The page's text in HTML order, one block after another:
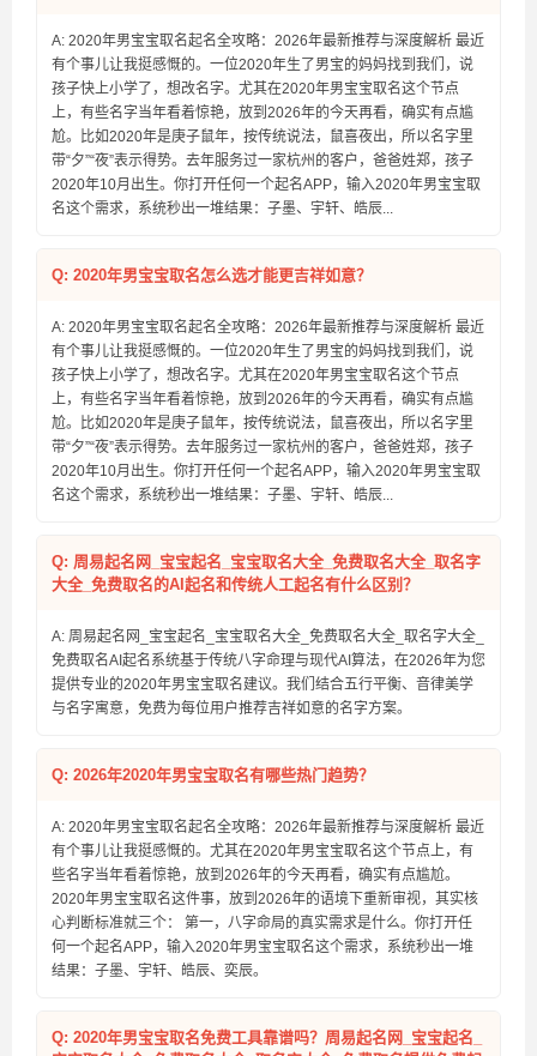
A: 2020年男宝宝取名起名全攻略：2026年最新推荐与深度解析 最近
有个事儿让我挺感慨的。一位2020年生了男宝的妈妈找到我们，说
孩子快上小学了，想改名字。尤其在2020年男宝宝取名这个节点
上，有些名字当年看着惊艳，放到2026年的今天再看，确实有点尴
尬。比如2020年是庚子鼠年，按传统说法，鼠喜夜出，所以名字里
带“夕”“夜”表示得势。去年服务过一家杭州的客户，爸爸姓郑，孩子
2020年10月出生。你打开任何一个起名APP，输入2020年男宝宝取
名这个需求，系统秒出一堆结果：子墨、宇轩、皓辰...
Q: 2020年男宝宝取名怎么选才能更吉祥如意？
A: 2020年男宝宝取名起名全攻略：2026年最新推荐与深度解析 最近
有个事儿让我挺感慨的。一位2020年生了男宝的妈妈找到我们，说
孩子快上小学了，想改名字。尤其在2020年男宝宝取名这个节点
上，有些名字当年看着惊艳，放到2026年的今天再看，确实有点尴
尬。比如2020年是庚子鼠年，按传统说法，鼠喜夜出，所以名字里
带“夕”“夜”表示得势。去年服务过一家杭州的客户，爸爸姓郑，孩子
2020年10月出生。你打开任何一个起名APP，输入2020年男宝宝取
名这个需求，系统秒出一堆结果：子墨、宇轩、皓辰...
Q: 周易起名网_宝宝起名_宝宝取名大全_免费取名大全_取名字
大全_免费取名的AI起名和传统人工起名有什么区别？
A: 周易起名网_宝宝起名_宝宝取名大全_免费取名大全_取名字大全_
免费取名AI起名系统基于传统八字命理与现代AI算法，在2026年为您
提供专业的2020年男宝宝取名建议。我们结合五行平衡、音律美学
与名字寓意，免费为每位用户推荐吉祥如意的名字方案。
Q: 2026年2020年男宝宝取名有哪些热门趋势？
A: 2020年男宝宝取名起名全攻略：2026年最新推荐与深度解析 最近
有个事儿让我挺感慨的。尤其在2020年男宝宝取名这个节点上，有
些名字当年看着惊艳，放到2026年的今天再看，确实有点尴尬。
2020年男宝宝取名这件事，放到2026年的语境下重新审视，其实核
心判断标准就三个： 第一，八字命局的真实需求是什么。你打开任
何一个起名APP，输入2020年男宝宝取名这个需求，系统秒出一堆
结果：子墨、宇轩、皓辰、奕辰。
Q: 2020年男宝宝取名免费工具靠谱吗？周易起名网_宝宝起名_